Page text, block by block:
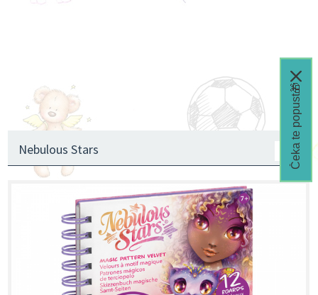
Nebulous Stars Čeka te popust🎁